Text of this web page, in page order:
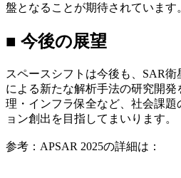
盤となることが期待されています
■ 今後の展望
スペースシフトは今後も、 SAR衛
による新たな解析手法の研究開
理・インフラ保全など、社会課
ョン創出を目指してまいります。
参考： APSAR 2025の詳細は：